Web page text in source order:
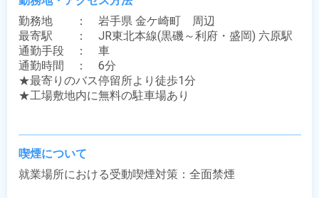
勤務地　　：　岩手県 金ケ崎町　周辺
最寄駅　　：　JR東北本線(黒磯～利府・盛岡) 六原駅
通勤手段　：　車
通勤時間　：　6分
★最寄りのバス停留所より徒歩1分
★工場敷地内に無料の駐車場あり
喫煙について
就業場所における受動喫煙対策：全面禁煙